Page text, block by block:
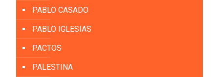
PABLO CASADO
PABLO IGLESIAS
PACTOS
PALESTINA